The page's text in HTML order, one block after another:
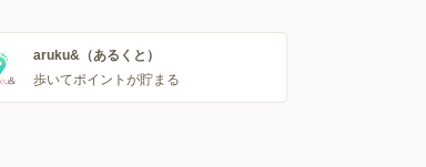
aruku&（あるくと）
歩いてポイントが貯まる